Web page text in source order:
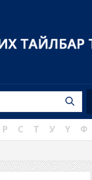
Р С Т У Ү Ф